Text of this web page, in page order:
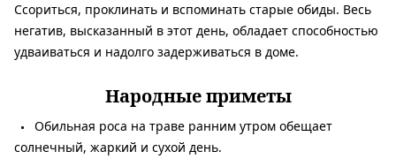
Ссориться, проклинать и вспоминать старые обиды. Весь
негатив, высказанный в этот день, обладает способностью
удваиваться и надолго задерживаться в доме.
Народные приметы
Обильная роса на траве ранним утром обещает
солнечный, жаркий и сухой день.